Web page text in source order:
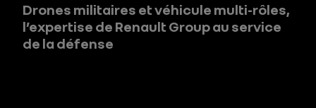
Drones militaires et véhicule multi-rôles,
l’expertise de Renault Group au service
de la défense